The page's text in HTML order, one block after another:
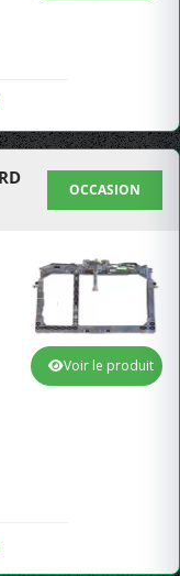
OCCASION
Voir le produit